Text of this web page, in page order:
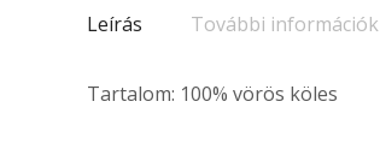
Leírás További információk
Tartalom: 100% vörös köles